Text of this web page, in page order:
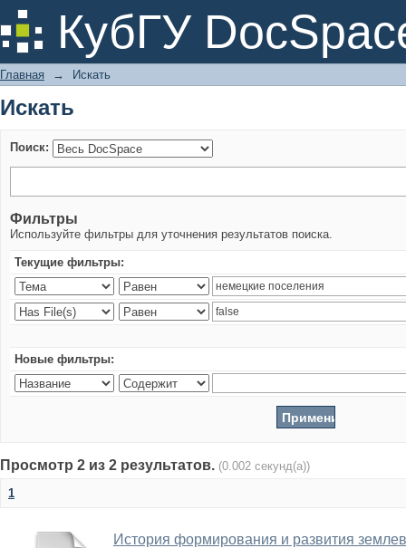
КубГУ
Искать
Главная → Искать
Искать
Поиск:
Фильтры
Используйте фильтры для уточнения результатов поиска.
Текущие фильтры:
Новые фильтры:
Просмотр 2 из 2 результатов. (0.002 секунд(а))
1
История формирования и развития